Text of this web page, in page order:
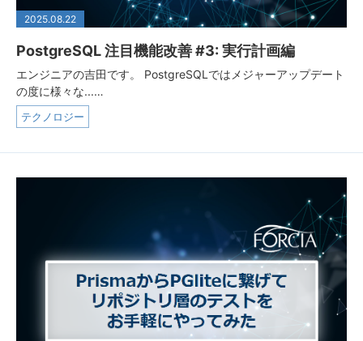
2025.08.22
PostgreSQL 注目機能改善 #3: 実行計画編
エンジニアの吉田です。 PostgreSQLではメジャーアップデート
の度に様々な...…
テクノロジー